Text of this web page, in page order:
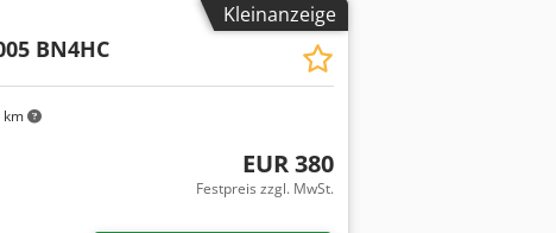
Kleinanzeige
BN4HC
EUR 380
Festpreis zzgl. MwSt.